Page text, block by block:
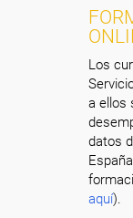
Los
a ellos
datos
aquí).